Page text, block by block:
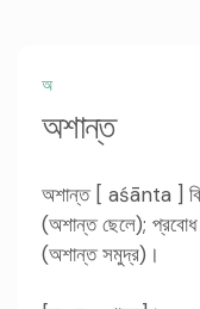
অ
অশান্ত
অশান্ত [ aśānta ]
(অশান্ত ছেলে); প্রবোধ
(অশান্ত সমুদ্র)।